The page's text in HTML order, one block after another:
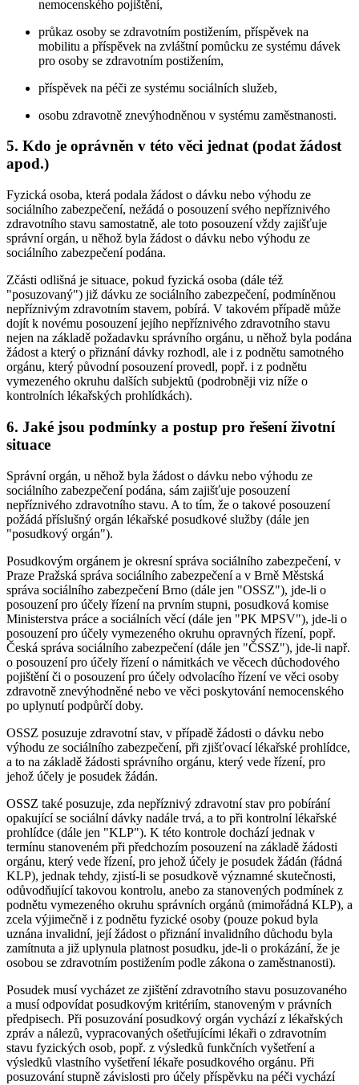
nemocenského pojištění,
průkaz osoby se zdravotním postižením, příspěvek na
mobilitu a příspěvek na zvláštní pomůcku ze systému dávek
pro osoby se zdravotním postižením,
příspěvek na péči ze systému sociálních služeb,
osobu zdravotně znevýhodněnou v systému zaměstnanosti.
5. Kdo je oprávněn v této věci jednat (podat žádost
apod.)
Fyzická osoba, která podala žádost o dávku nebo výhodu ze
sociálního zabezpečení, nežádá o posouzení svého nepříznivého
zdravotního stavu samostatně, ale toto posouzení vždy zajišťuje
správní orgán, u něhož byla žádost o dávku nebo výhodu ze
sociálního zabezpečení podána.
Zčásti odlišná je situace, pokud fyzická osoba (dále též
"posuzovaný") již dávku ze sociálního zabezpečení, podmíněnou
nepříznivým zdravotním stavem, pobírá. V takovém případě může
dojít k novému posouzení jejího nepříznivého zdravotního stavu
nejen na základě požadavku správního orgánu, u něhož byla podána
žádost a který o přiznání dávky rozhodl, ale i z podnětu samotného
orgánu, který původní posouzení provedl, popř. i z podnětu
vymezeného okruhu dalších subjektů (podrobněji viz níže o
kontrolních lékařských prohlídkách).
6. Jaké jsou podmínky a postup pro řešení životní
situace
Správní orgán, u něhož byla žádost o dávku nebo výhodu ze
sociálního zabezpečení podána, sám zajišťuje posouzení
nepříznivého zdravotního stavu. A to tím, že o takové posouzení
požádá příslušný orgán lékařské posudkové služby (dále jen
"posudkový orgán").
Posudkovým orgánem je okresní správa sociálního zabezpečení, v
Praze Pražská správa sociálního zabezpečení a v Brně Městská
správa sociálního zabezpečení Brno (dále jen "OSSZ"), jde-li o
posouzení pro účely řízení na prvním stupni, posudková komise
Ministerstva práce a sociálních věcí (dále jen "PK MPSV"), jde-li o
posouzení pro účely vymezeného okruhu opravných řízení, popř.
Česká správa sociálního zabezpečení (dále jen "ČSSZ"), jde-li např.
o posouzení pro účely řízení o námitkách ve věcech důchodového
pojištění či o posouzení pro účely odvolacího řízení ve věci osoby
zdravotně znevýhodněné nebo ve věci poskytování nemocenského
po uplynutí podpůrčí doby.
OSSZ posuzuje zdravotní stav, v případě žádosti o dávku nebo
výhodu ze sociálního zabezpečení, při zjišťovací lékařské prohlídce,
a to na základě žádosti správního orgánu, který vede řízení, pro
jehož účely je posudek žádán.
OSSZ také posuzuje, zda nepříznivý zdravotní stav pro pobírání
opakující se sociální dávky nadále trvá, a to při kontrolní lékařské
prohlídce (dále jen "KLP"). K této kontrole dochází jednak v
termínu stanoveném při předchozím posouzení na základě žádosti
orgánu, který vede řízení, pro jehož účely je posudek žádán (řádná
KLP), jednak tehdy, zjistí-li se posudkově významné skutečnosti,
odůvodňující takovou kontrolu, anebo za stanovených podmínek z
podnětu vymezeného okruhu správních orgánů (mimořádná KLP), a
zcela výjimečně i z podnětu fyzické osoby (pouze pokud byla
uznána invalidní, její žádost o přiznání invalidního důchodu byla
zamítnuta a již uplynula platnost posudku, jde-li o prokázání, že je
osobou se zdravotním postižením podle zákona o zaměstnanosti).
Posudek musí vycházet ze zjištění zdravotního stavu posuzovaného
a musí odpovídat posudkovým kritériím, stanoveným v právních
předpisech. Při posuzování posudkový orgán vychází z lékařských
zpráv a nálezů, vypracovaných ošetřujícími lékaři o zdravotním
stavu fyzických osob, popř. z výsledků funkčních vyšetření a
výsledků vlastního vyšetření lékaře posudkového orgánu. Při
posuzování stupně závislosti pro účely příspěvku na péči vychází